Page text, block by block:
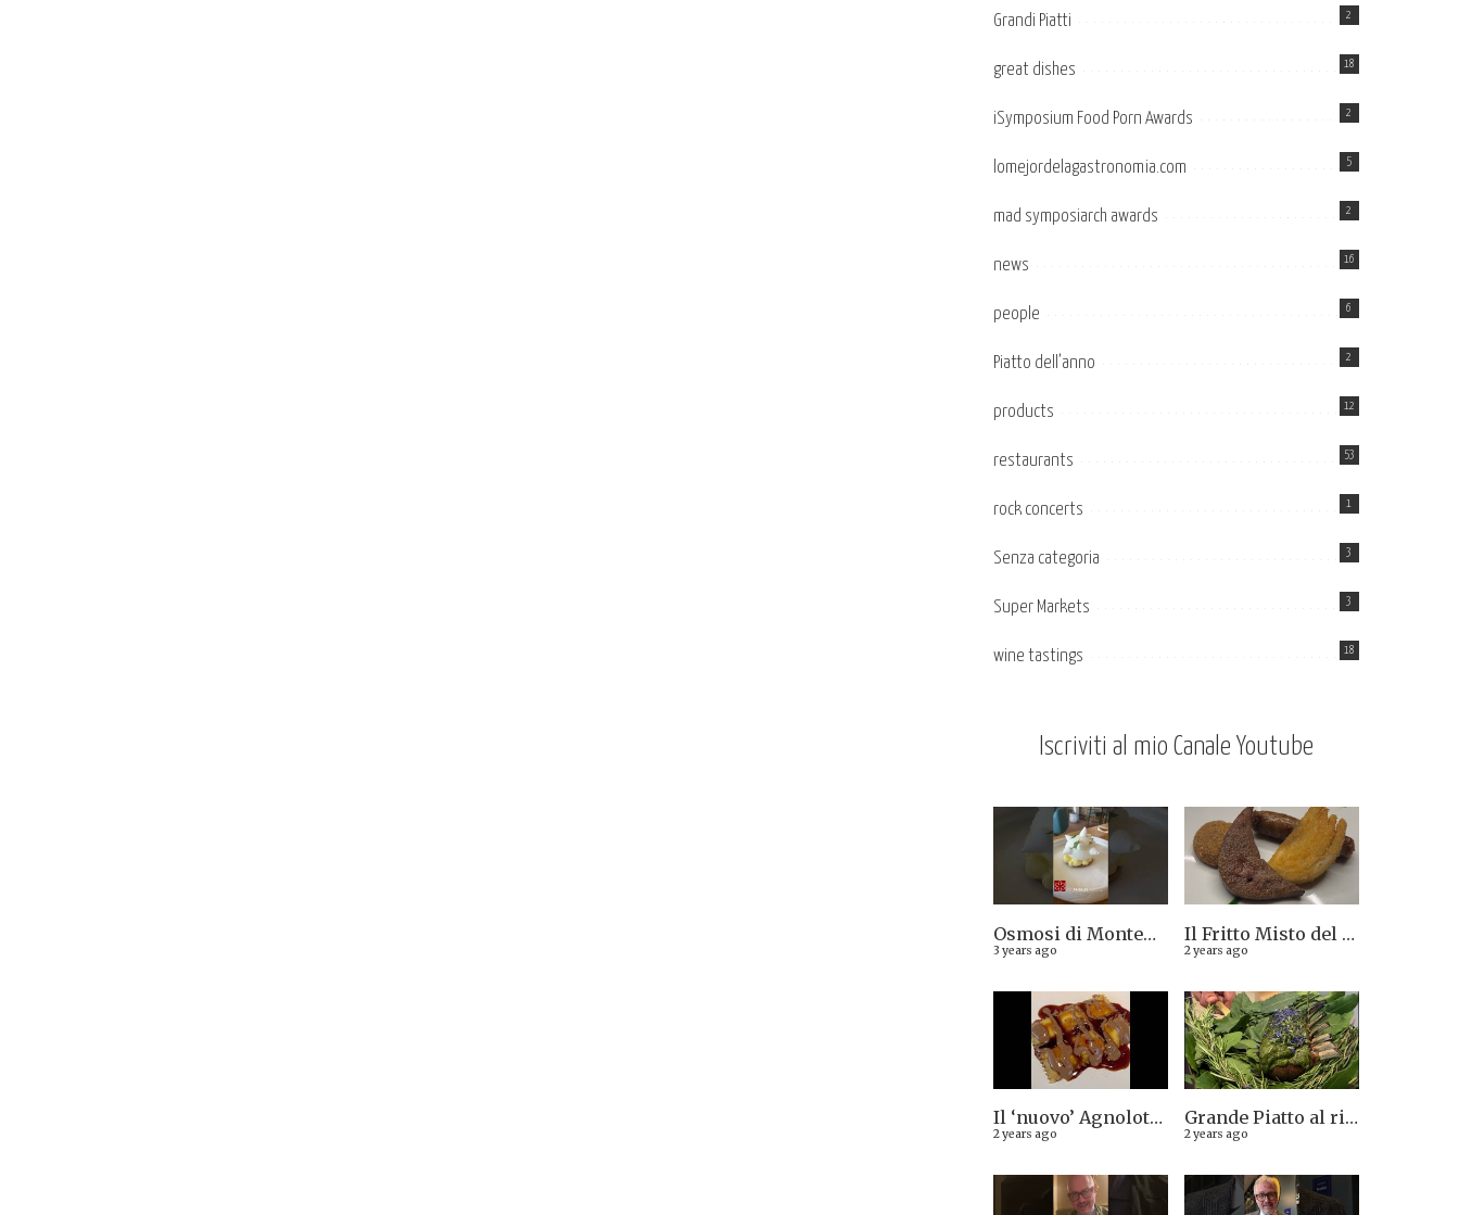
Grandi Piatti 2
great dishes 18
iSymposium Food Porn Awards 2
lomejordelagastronomia.com 5
mad symposiarch awards 2
news 16
people 6
Piatto dell’anno 2
products 12
restaurants 53
rock concerts 1
Senza categoria 3
Super Markets 3
wine tastings 18
Iscriviti al mio Canale Youtube
Osmosi di Montepulciano nuova stella Michelin. Avevamo visto lungo il 14.08.2023
3 years ago
Il Fritto Misto del Centro di Priocca
2 years ago
Il ‘nuovo’ Agnolotto di Torino del Mago Rabin
2 years ago
Grande Piatto al rist. Quintilio di Altare SV: Carrè di agnello in crosta di erbe aromatiche liguri
2 years ago